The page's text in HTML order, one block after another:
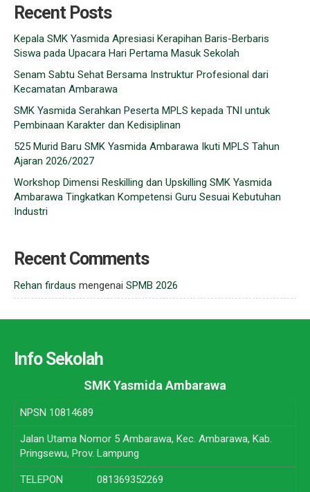
Recent Posts
Kepala SMK Yasmida Apresiasi Kerapihan Baris-Berbaris
Siswa pada Upacara Hari Pertama Masuk Sekolah
Senam Sabtu Sehat Bersama Instruktur Profesional dari
Kecamatan Ambarawa
SMK Yasmida Serahkan Peserta MPLS kepada TNI untuk
Pembinaan Karakter dan Kedisiplinan
525 Murid Baru SMK Yasmida Ambarawa Ikuti MPLS Tahun
Ajaran 2026/2027
Workshop Dimensi Reskilling dan Upskilling SMK Yasmida
Ambarawa Tingkatkan Kompetensi Guru Sesuai Kebutuhan
Industri
Recent Comments
Rehan firdaus mengenai SPMB 2026
Info Sekolah
SMK Yasmida Ambarawa
NPSN 10814689
Jalan Utama Nomor 5 Ambarawa, Kec. Ambarawa, Kab.
Pringsewu, Prov. Lampung
TELEPON 081369352269